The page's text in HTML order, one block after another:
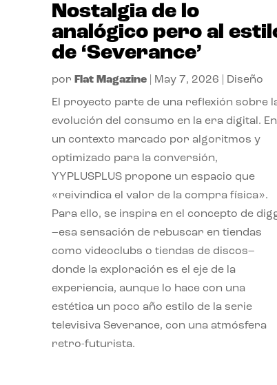
Nostalgia de lo
analógico pero al
de ‘Severance’
por Flat Magazine| May 7, 2026 Diseño
El proyecto parte de una reflexión sobre
evolución del consumo en la era digital. En
un contexto marcado por algoritmos y
optimizado para la conversión,
YYPLUSPLUS propone un espacio que
«reivindica el valor de la compra física».
Para ello, se inspira en el concepto de
–esa sensación de rebuscar en tiendas
como videoclubs o tiendas de discos–
donde la exploración es el eje de la
experiencia, aunque lo hace con una
estética un poco año estilo de la serie
televisiva Severance, con una atmósfera
retro-futurista.